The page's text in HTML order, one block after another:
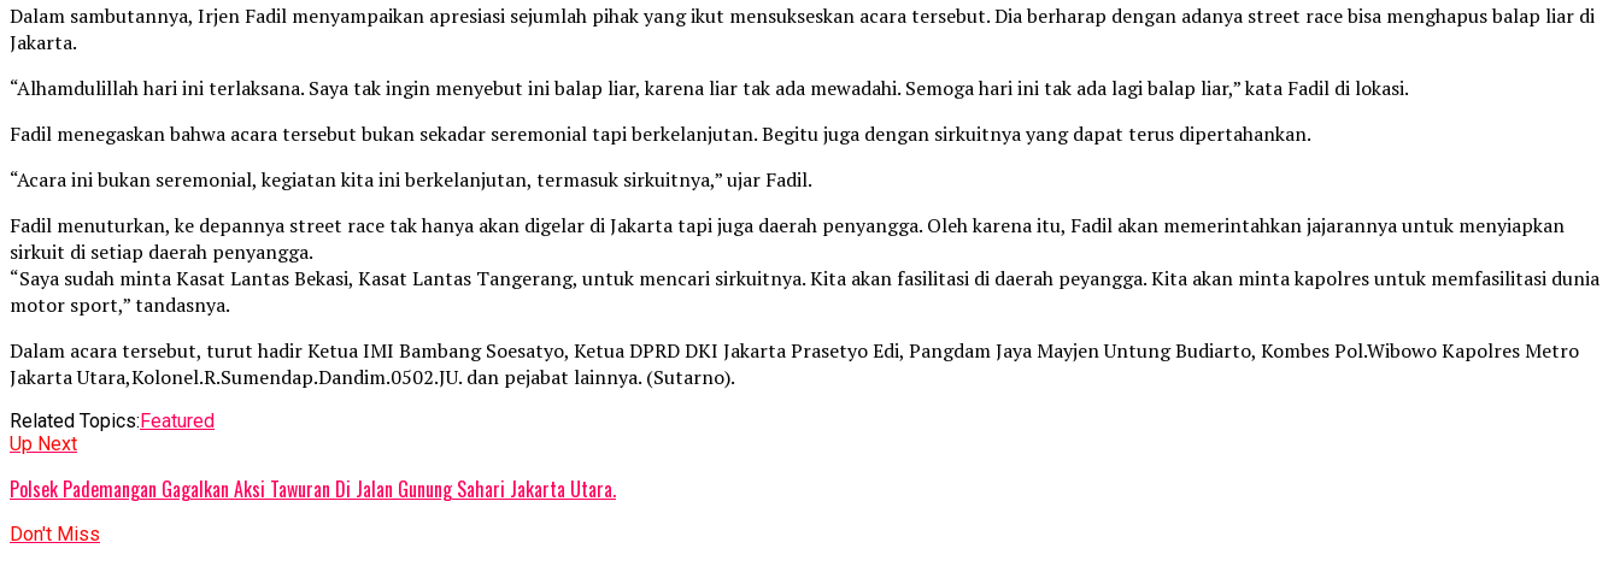
Dalam sambutannya, Irjen Fadil menyampaikan apresiasi sejumlah pihak yang ikut mensukseskan acara tersebut. Dia berharap dengan adanya street race bisa menghapus balap liar di
Jakarta.
“Alhamdulillah hari ini terlaksana. Saya tak ingin menyebut ini balap liar, karena liar tak ada mewadahi. Semoga hari ini tak ada lagi balap liar,” kata Fadil di lokasi.
Fadil menegaskan bahwa acara tersebut bukan sekadar seremonial tapi berkelanjutan. Begitu juga dengan sirkuitnya yang dapat terus dipertahankan.
“Acara ini bukan seremonial, kegiatan kita ini berkelanjutan, termasuk sirkuitnya,” ujar Fadil.
Fadil menuturkan, ke depannya street race tak hanya akan digelar di Jakarta tapi juga daerah penyangga. Oleh karena itu, Fadil akan memerintahkan jajarannya untuk menyiapkan
sirkuit di setiap daerah penyangga.
“Saya sudah minta Kasat Lantas Bekasi, Kasat Lantas Tangerang, untuk mencari sirkuitnya. Kita akan fasilitasi di daerah peyangga. Kita akan minta kapolres untuk memfasilitasi dunia
motor sport,” tandasnya.
Dalam acara tersebut, turut hadir Ketua IMI Bambang Soesatyo, Ketua DPRD DKI Jakarta Prasetyo Edi, Pangdam Jaya Mayjen Untung Budiarto, Kombes Pol.Wibowo Kapolres Metro
Jakarta Utara,Kolonel.R.Sumendap.Dandim.0502.JU. dan pejabat lainnya. (Sutarno).
Related Topics:Featured
Up Next
Polsek Pademangan Gagalkan Aksi Tawuran Di Jalan Gunung Sahari Jakarta Utara.
Don't Miss